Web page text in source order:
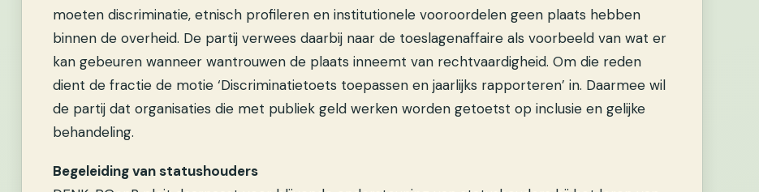
moeten discriminatie, etnisch profileren en institutionele vooroordelen geen plaats hebben
binnen de overheid. De partij verwees daarbij naar de toeslagenaffaire als voorbeeld van wat er
kan gebeuren wanneer wantrouwen de plaats inneemt van rechtvaardigheid. Om die reden
dient de fractie de motie ‘Discriminatietoets toepassen en jaarlijks rapporteren’ in. Daarmee wil
de partij dat organisaties die met publiek geld werken worden getoetst op inclusie en gelijke
behandeling.
Begeleiding van statushouders